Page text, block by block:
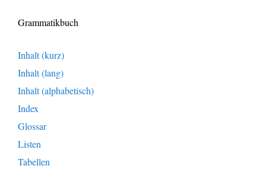
Grammatikbuch
Inhalt (kurz)
Inhalt (lang)
Inhalt (alphabetisch)
Index
Glossar
Listen
Tabellen